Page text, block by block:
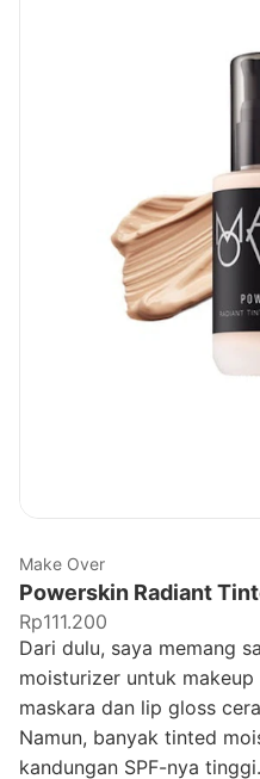
Make Over
Powerskin Radiant
Rp111.200
Dari dulu, saya memang
moisturizer untuk
maskara dan lip gloss
Namun, banyak tinted
kandungan SPF-nya